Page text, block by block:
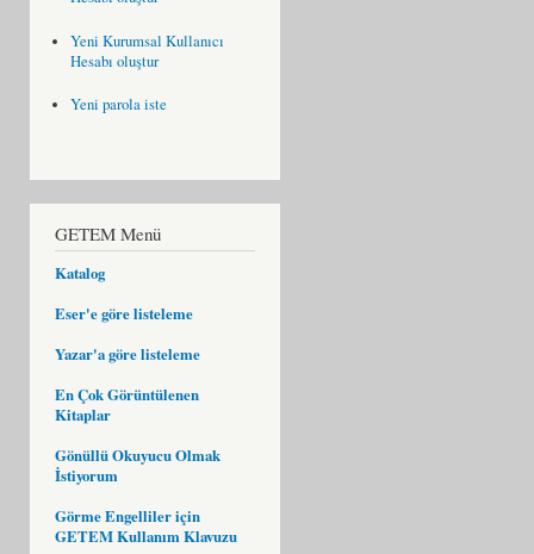
Yeni Kurumsal Kullanıcı
Hesabı oluştur
Yeni parola iste
GETEM Menü
Katalog
Eser'e göre listeleme
Yazar'a göre listeleme
En Çok Görüntülenen
Kitaplar
Gönüllü Okuyucu Olmak
İstiyorum
Görme Engelliler için
GETEM Kullanım Klavuzu